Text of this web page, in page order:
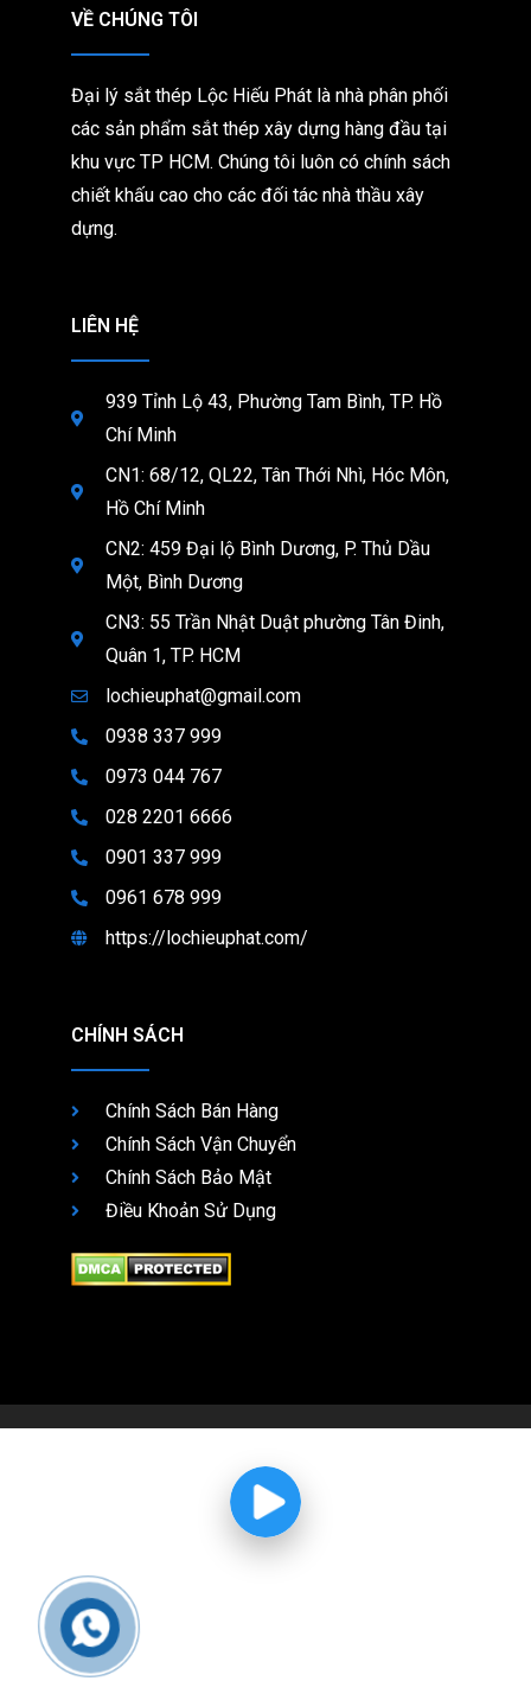
VỀ CHÚNG TÔI
Đại lý sắt thép Lộc Hiếu Phát là nhà phân phối
các sản phẩm sắt thép xây dựng hàng đầu tại
khu vực TP HCM. Chúng tôi luôn có chính sách
chiết khấu cao cho các đối tác nhà thầu xây
dựng.
LIÊN HỆ
939 Tỉnh Lộ 43, Phường Tam Bình, TP. Hồ
Chí Minh
CN1: 68/12, QL22, Tân Thới Nhì, Hóc Môn,
Hồ Chí Minh
CN2: 459 Đại lộ Bình Dương, P. Thủ Dầu
Một, Bình Dương
CN3: 55 Trần Nhật Duật phường Tân Đinh,
Quân 1, TP. HCM
lochieuphat@gmail.com
0938 337 999
0973 044 767
028 2201 6666
0901 337 999
0961 678 999
https://lochieuphat.com/
CHÍNH SÁCH
Chính Sách Bán Hàng
Chính Sách Vận Chuyển
Chính Sách Bảo Mật
Điều Khoản Sử Dụng